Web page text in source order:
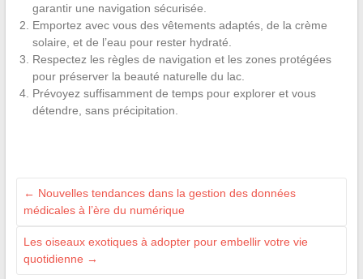
garantir une navigation sécurisée.
Emportez avec vous des vêtements adaptés, de la crème
solaire, et de l’eau pour rester hydraté.
Respectez les règles de navigation et les zones protégées
pour préserver la beauté naturelle du lac.
Prévoyez suffisamment de temps pour explorer et vous
détendre, sans précipitation.
← Nouvelles tendances dans la gestion des données
médicales à l’ère du numérique
Les oiseaux exotiques à adopter pour embellir votre vie
quotidienne →